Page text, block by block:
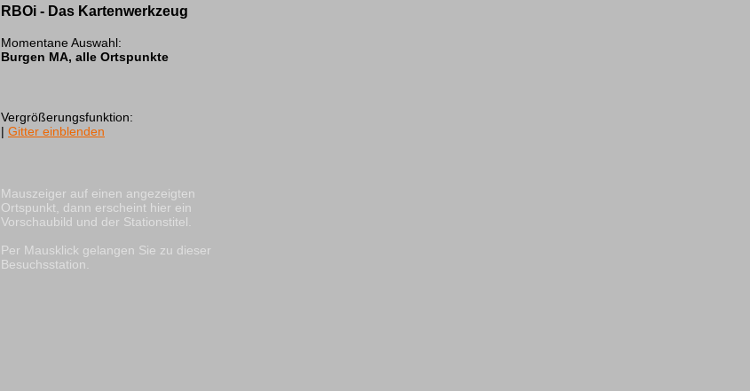
RBOi - Das Kartenwerkzeug
Momentane Auswahl:
Burgen MA, alle Ortspunkte
Vergrößerungsfunktion:
| Gitter einblenden
Mauszeiger auf einen angezeigten
Ortspunkt, dann erscheint hier ein
Vorschaubild und der Stationstitel.
Per Mausklick gelangen Sie zu dieser
Besuchsstation.